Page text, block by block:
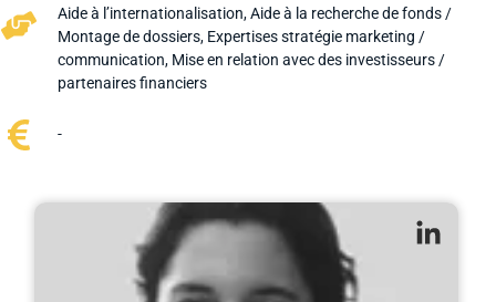
Aide à l’internationalisation,Aide à la recherche de fonds /
Montage de dossiers, Expertises stratégie marketing /
communication, Mise en relation avec des investisseurs /
partenaires financiers
-